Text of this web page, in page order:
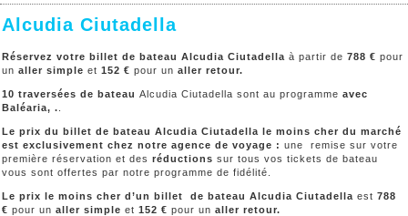
Alcudia Ciutadella
Réservez votre billet de bateau Alcudia Ciutadella à partir de 788 € pour
un aller simple et 152 € pour un aller retour.
10 traversées de bateau Alcudia Ciutadella sont au programme avec
Baléaria, .
Le prix du billet de bateau Alcudia Ciutadella le moins cher du marché
est exclusivement chez notre agence de voyage : une remise sur votre
première réservation et des réductions sur tous vos tickets de bateau
vous sont offertes par notre programme de fidélité.
Le prix le moins cher d’un billet de bateau Alcudia Ciutadella est 788
€ pour un aller simple et 152 € pour un aller retour.